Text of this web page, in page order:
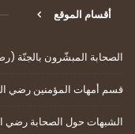
أقسام الموقع
الصحابة المبشّرون بالجنّة
قسم أمهات المؤمنين رضي
الشبهات حول الصحابة رضي